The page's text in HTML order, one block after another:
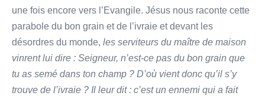
une fois encore vers l’Evangile. Jésus nous raconte cette
parabole du bon grain et de l’ivraie et devant les
désordres du monde, les serviteurs du maître de maison
vinrent lui dire : Seigneur, n’est-ce pas du bon grain que
tu as semé dans ton champ ? D’où vient donc qu’il s’y
trouve de l’ivraie ? Il leur dit : c’est un ennemi qui a fait